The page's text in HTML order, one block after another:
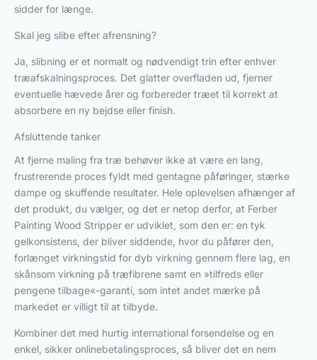
sidder for længe.
Skal jeg slibe efter afrensning?
Ja, slibning er et normalt og nødvendigt trin efter enhver
træafskalningsproces. Det glatter overfladen ud, fjerner
eventuelle hævede årer og forbereder træet til korrekt at
absorbere en ny bejdse eller finish.
Afsluttende tanker
At fjerne maling fra træ behøver ikke at være en lang,
frustrerende proces fyldt med gentagne påføringer, stærke
dampe og skuffende resultater. Hele oplevelsen afhænger af
det produkt, du vælger, og det er netop derfor, at Ferber
Painting Wood Stripper er udviklet, som den er: en tyk
gelkonsistens, der bliver siddende, hvor du påfører den,
forlænget virkningstid for dyb virkning gennem flere lag, en
skånsom virkning på træfibrene samt en »tilfreds eller
pengene tilbage«-garanti, som intet andet mærke på
markedet er villigt til at tilbyde.
Kombiner det med hurtig international forsendelse og en
enkel, sikker onlinebetalingsproces, så bliver det en nem